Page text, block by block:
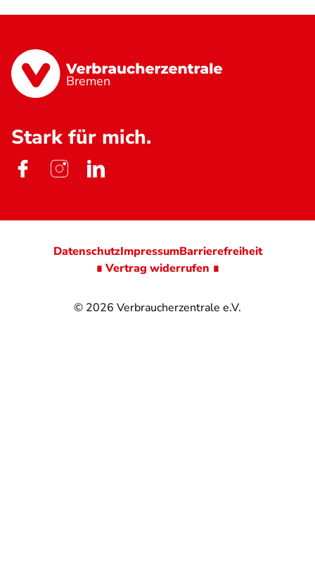
Bremen
Stark für mich.
© 2026 Verbraucherzentrale e.V.
DatenschutzImpressumBarrierefreiheit
∎ Vertrag widerrufen ∎